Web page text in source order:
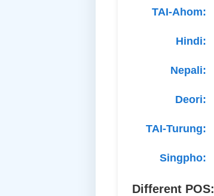
TAI-Ahom:
Hindi:
Nepali:
Deori:
TAI-Turung:
Singpho:
Different POS: